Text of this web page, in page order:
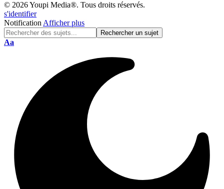
© 2026 Youpi Media®. Tous droits réservés.
s'identifier
Notification Afficher plus
Réinitialisation
Aa